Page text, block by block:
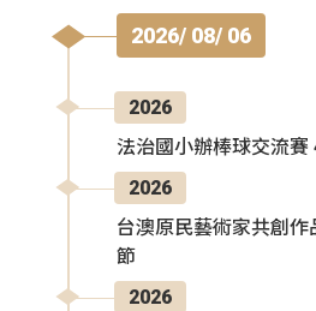
2026/ 08/ 06
2026
法治國小辦棒球交流
2026
台澳原民藝術家共創作
節
2026